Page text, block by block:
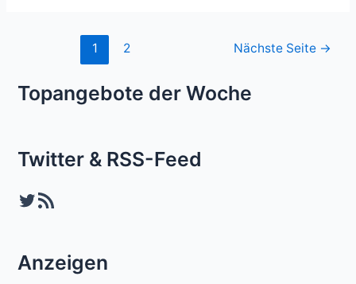
Seitennummerierung
1 2 Nächste Seite →
Topangebote der Woche
Twitter & RSS-Feed
Twitter RSS-Feed
Anzeigen